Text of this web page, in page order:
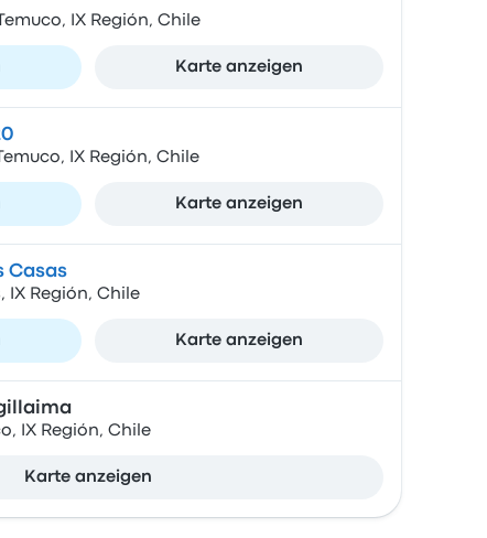
IX Región, Chile
Karte anzeigen
IX Región, Chile
Karte anzeigen
Casas
IX Región, Chile
Karte anzeigen
IX Región, Chile
Karte anzeigen